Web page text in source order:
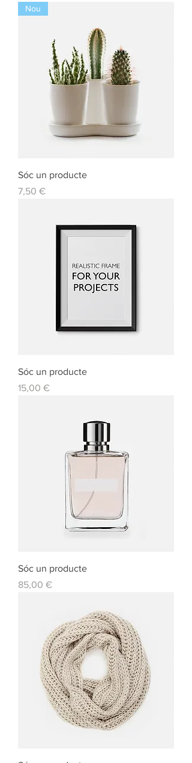
Nou
Sóc un producte
Preu
7,50 €
Sóc un producte
Preu
15,00 €
Sóc un producte
Preu
85,00 €